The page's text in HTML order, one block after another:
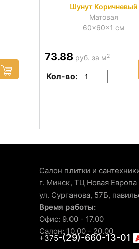
Шунут Коричневый
Матовая
60x60x1 см
73.88 руб. за м2
Кол-во:
Салон плитки и
г. Минск, ТЦ Новая Европа
ул. Сурганова, 57Б,
Время работы:
Офис: 9.00 - 17.00
Салон: 10.00 - 20.00
+375-(29)-660-13-01